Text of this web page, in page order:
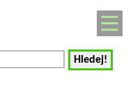
Hledej!